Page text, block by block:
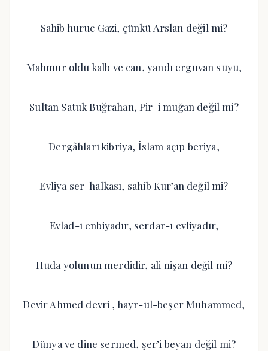
Sahib huruc Gazi, çünkü Arslan değil mi?
Mahmur oldu kalb ve can, yandı erguvan suyu,
Sultan Satuk Buğrahan, Pir-i muğan değil mi?
Dergâhları kibriya, İslam açıp beriya,
Evliya ser-halkası, sahib Kur’an değil mi?
Evlad-ı enbiyadır, serdar-ı evliyadır,
Huda yolunun merdidir, ali nişan değil mi?
Devir Ahmed devri , hayr-ul-beşer Muhammed,
Dünya ve dine sermed, şer’i beyan değil mi?